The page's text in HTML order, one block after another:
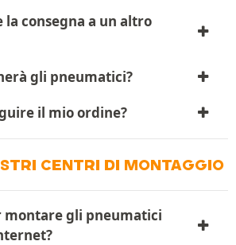
la consegna a un altro
gli pneumatici?
il mio ordine?
CENTRI DI MONTAGGIO
montare gli pneumatici